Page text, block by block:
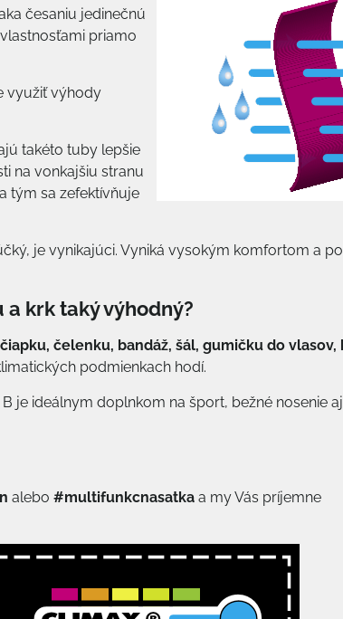
česaniu jedinečnú
priamo
využiť výhody
takéto tuby lepšie
na vonkajšiu stranu
tým sa zefektívňuje
je vynikajúci. Vyniká vysokým komfortom a
krk taký výhodný?
čelenku, bandáž, šál, gumičku do vlasov,
podmienkach hodí.
je ideálnym doplnkom na šport, bežné nosenie aj
alebo #multifunkcnasatkaa my Vás príjemne